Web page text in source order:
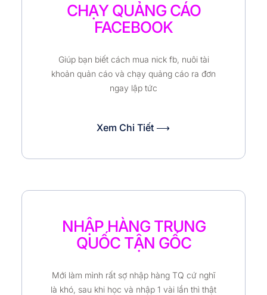
CHẠY QUẢNG CÁO
FACEBOOK
Giúp bạn biết cách mua nick fb, nuôi tài
khoản quản cáo và chạy quảng cáo ra đơn
ngay lập tức
Xem Chi Tiết ⟶
NHẬP HÀNG TRUNG
QUỐC TẬN GỐC
Mới làm mình rất sợ nhập hàng TQ cứ nghĩ
là khó, sau khi học và nhập 1 vài lần thì thật